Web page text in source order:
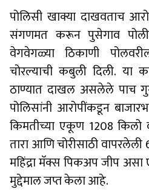
पोलिसी खाक्या दाखवताच
संगणमत करून पुसेगाव पोलीस
वेगवेगळ्या ठिकाणी
चोरल्याची कबुली दिली. या
ठाण्यात दाखल असलेले
पोलिसांनी आरोपींकडून
किमतीच्या एकूण 1208 किलो
तारा आणि चोरीसाठी
महिंद्रा मॅक्स पिकअप जीप
मुद्देमाल जप्त केला आहे.